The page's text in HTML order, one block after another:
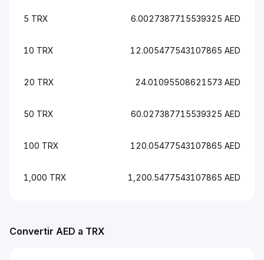
5 TRX 6.0027387715539325 AED
10 TRX 12.005477543107865 AED
20 TRX 24.01095508621573 AED
50 TRX 60.027387715539325 AED
100 TRX 120.05477543107865 AED
1,000 TRX 1,200.5477543107865 AED
Convertir AED a TRX